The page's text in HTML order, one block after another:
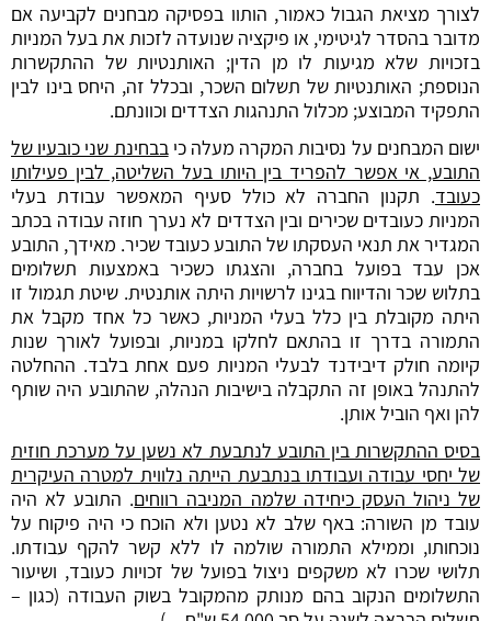
לצורך מציאת הגבול כאמור, הותוו בפסיקה מבחנים לקביעה אם
מדובר בהסדר לגיטימי, או פיקציה שנועדה לזכות את בעל המניות
בזכויות שלא מגיעות לו מן הדין; האותנטיות של ההתקשרות
הנוספת; האותנטיות של תשלום השכר, ובכלל זה, היחס בינו לבין
התפקיד המבוצע; מכלול התנהגות הצדדים וכוונתם.
ישום המבחנים על נסיבות המקרה מעלה כיבבחינת שני כובעיו של
התובע, אי אפשר להפריד בין היותו בעל השליטה, לבין פעילותו
כעובד. תקנון החברה לא כולל סעיף המאפשר עבודת בעלי
המניות כעובדים שכירים ובין הצדדים לא נערך חוזה עבודה בכתב
המגדיר את תנאי העסקתו של התובע כעובד שכיר. מאידך, התובע
אכן עבד בפועל בחברה, והצגתו כשכיר באמצעות תשלומים
בתלוש שכר והדיווח בגינו לרשויות היתה אותנטית. שיטת תגמול זו
היתה מקובלת בין כלל בעלי המניות, כאשר כל אחד מקבל את
התמורה בדרך זו בהתאם לחלקו במניות, ובפועל לאורך שנות
קיומה חולק דיבידנד לבעלי המניות פעם אחת בלבד. ההחלטה
להתנהל באופן זה התקבלה בישיבות הנהלה, שהתובע היה שותף
להן ואף הוביל אותן.
בסיס ההתקשרות בין התובע לנתבעת לא נשען על מערכת חוזית
של יחסי עבודה ועבודתו בנתבעת הייתה נלווית למטרה העיקרית
של ניהול העסק כיחידה שלמה המניבה רווחים. התובע לא היה
עובד מן השורה: באף שלב לא נטען ולא הוכח כי היה פיקוח על
נוכחותו, וממילא התמורה שולמה לו ללא קשר להקף עבודתו.
תלושי שכרו לא משקפים ניצול בפועל של זכויות כעובד, ושיעור
התשלומים הנקוב בהם מנותק מהמקובל בשוק העבודה (כגון –